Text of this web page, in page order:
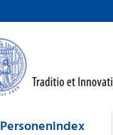
Personenindex